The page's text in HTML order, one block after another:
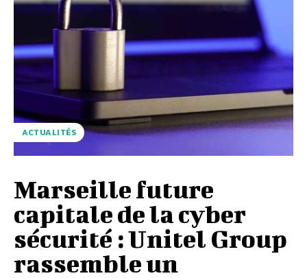
ACTUALITÉS
Marseille future
capitale de la cyber
sécurité : Unitel Group
rassemble un